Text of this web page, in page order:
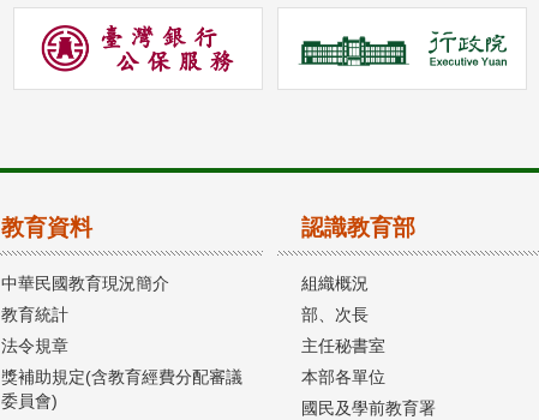
教育資料
中華民國教育現況簡介
教育統計
法令規章
獎補助規定(含教育經費分配審議
委員會)
認識教育部
組織概況
部、次長
主任秘書室
本部各單位
國民及學前教育署